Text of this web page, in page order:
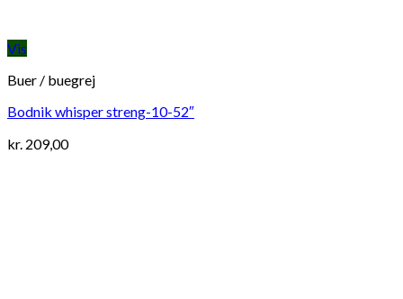
Vis
Buer / buegrej
Bodnik whisper streng-10-52″
kr. 209,00